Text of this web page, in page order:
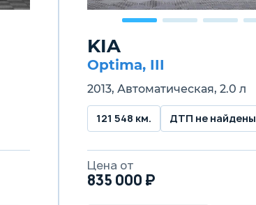
KIA
Optima, III
2013, Автоматическая, 2.0 л
121 548 км. ДТП не найдены
Цена от
835 000 ₽